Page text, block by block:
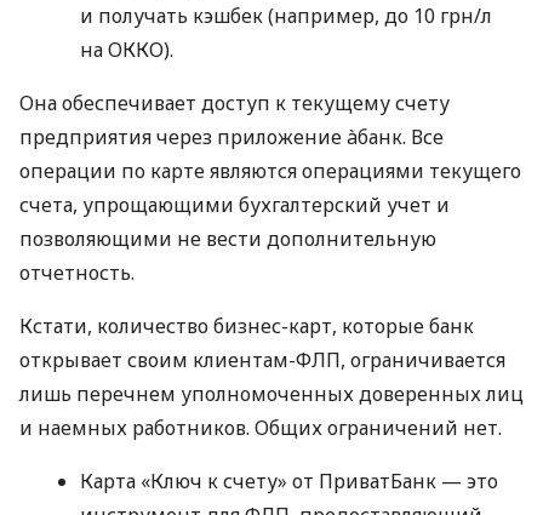
и получать кэшбек (например, до 10 грн/л
на ОККО).
Она обеспечивает доступ к текущему счету
предприятия через приложение àбанк. Все
операции по карте являются операциями текущего
счета, упрощающими бухгалтерский учет и
позволяющими не вести дополнительную
отчетность.
Кстати, количество бизнес-карт, которые банк
открывает своим клиентам-ФЛП, ограничивается
лишь перечнем уполномоченных доверенных лиц
и наемных работников. Общих ограничений нет.
Карта «Ключ к счету» от ПриватБанк — это